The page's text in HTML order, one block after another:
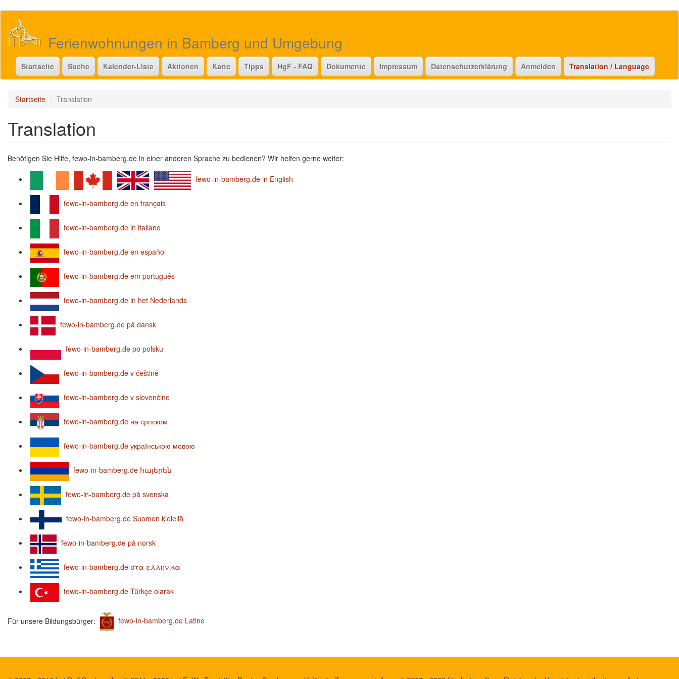
Direkt
Inhalt
Ferienwohnungen in Bamberg und Umgebung
Startseite Suche Kalender-Liste Aktionen Karte Tipps HgF - FAQ Dokumente Impressum Datenschutzerklärung Anmelden Translation / Language
Startseite Translation
Translation
Benötigen Sie Hilfe, fewo-in-bamberg.de in einer anderen Sprache zu bedienen? Wir helfen gerne weiter:
fewo-in-bamberg.de in English
fewo-in-bamberg.de en français
fewo-in-bamberg.de in italiano
fewo-in-bamberg.de en español
fewo-in-bamberg.de em português
fewo-in-bamberg.de in het Nederlands
fewo-in-bamberg.de på dansk
fewo-in-bamberg.de po polsku
fewo-in-bamberg.de v češtině
fewo-in-bamberg.de v slovenčine
fewo-in-bamberg.de на српском
fewo-in-bamberg.de українською мовою
fewo-in-bamberg.de հայերեն
fewo-in-bamberg.de på svenska
fewo-in-bamberg.de Suomen kielellä
fewo-in-bamberg.de på norsk
fewo-in-bamberg.de στα ελληνικα
fewo-in-bamberg.de Türkçe olarak
Für unsere Bildungsbürger: fewo-in-bamberg.de Latine